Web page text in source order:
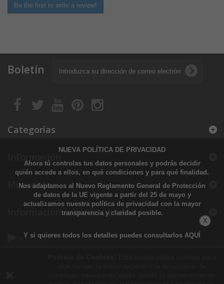
Be the first to write a review!
Boletín
Categorías
Información
Mi cuenta
Información sobre la tienda
NUEVA POLÍTICA DE PRIVACIDAD
Ahora tú controlas tus datos personales y podrás decidir
quién accede a ellos, en qué condiciones y para qué finalidad.
Nos adaptamos al Nuevo Reglamento General de Protección
de datos de la UE vigente a partir del 25 de mayo y
actualizamos nuestra política de privacidad con la mayor
transparencia y claridad posible.
Y si quieres todos los detalles puedes consultarlos AQUÍ
X